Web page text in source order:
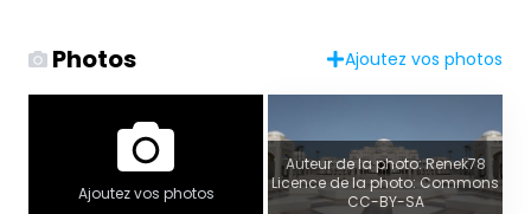
Photos Ajoutez vos photos
Ajoutez vos photos
Auteur de la photo: Renek78
Licence de la photo: Commons
CC-BY-SA